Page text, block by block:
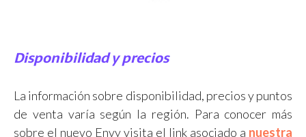
Disponibilidad y precios
La información sobre disponibilidad, precios y puntos
de venta varía según la región. Para conocer más
sobre el nuevo Envy visita el link asociado a nuestra